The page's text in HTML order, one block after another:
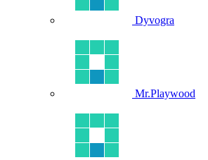
Dyvogra
Mr.Playwood